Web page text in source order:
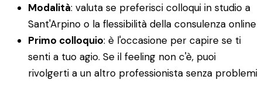
Modalità: valuta se preferisci colloqui in studio a
Sant'Arpino o la flessibilità della consulenza online
Primo colloquio: è l'occasione per capire se ti
senti a tuo agio. Se il feeling non c'è, puoi
rivolgerti a un altro professionista senza problemi